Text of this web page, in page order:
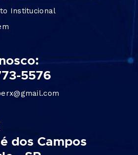
Institucional
5576
dos Campos